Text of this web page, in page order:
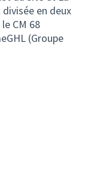
en deux
CM 68
(Groupe